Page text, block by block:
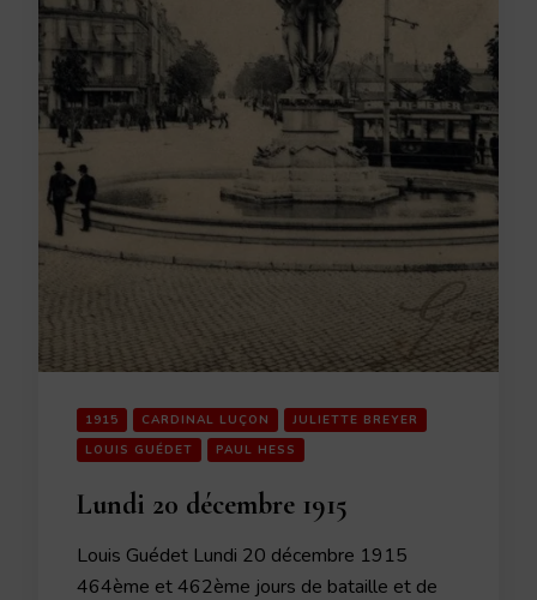
1915 CARDINAL LUÇON
JULIETTE BREYER
LOUIS GUÉDET
PAUL HESS
Lundi 20 décembre 1915
Louis Guédet Lundi 20 décembre 1915
464ème et 462ème jours de bataille et de